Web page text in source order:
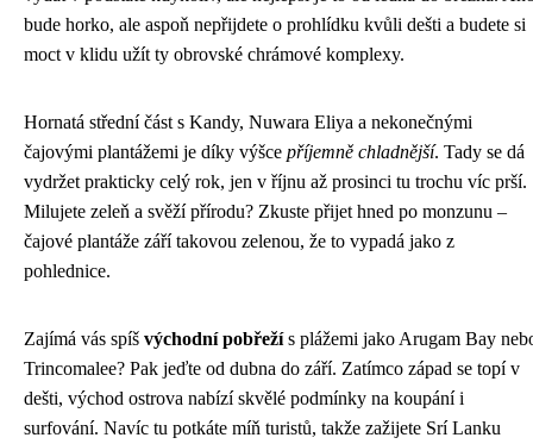
bude horko, ale aspoň nepřijdete o prohlídku kvůli dešti a budete si
moct v klidu užít ty obrovské chrámové komplexy.
Hornatá střední část s Kandy, Nuwara Eliya a nekonečnými
čajovými plantážemi je díky výšce příjemně chladnější. Tady se dá
vydržet prakticky celý rok, jen v říjnu až prosinci tu trochu víc prší.
Milujete zeleň a svěží přírodu? Zkuste přijet hned po monzunu –
čajové plantáže září takovou zelenou, že to vypadá jako z
pohlednice.
Zajímá vás spíš východní pobřežís plážemi jako Arugam Bay
Trincomalee? Pak jeďte od dubna do září. Zatímco západ se topí v
dešti, východ ostrova nabízí skvělé podmínky na koupání i
surfování. Navíc tu potkáte míň turistů, takže zažijete Srí Lanku